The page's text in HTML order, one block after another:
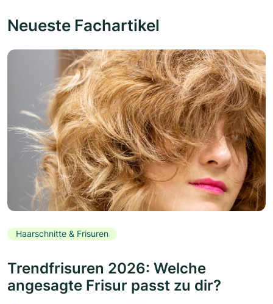
Neueste Fachartikel
Haarschnitte & Frisuren
Trendfrisuren 2026: Welche
angesagte Frisur passt zu dir?